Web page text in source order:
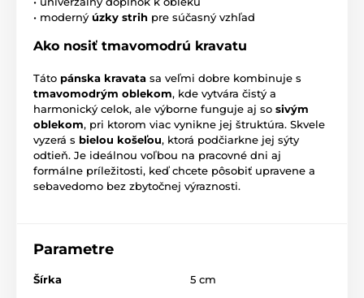
• moderný úzky strih pre súčasný vzhľad
Ako nosiť tmavomodrú kravatu
Táto pánska kravata sa veľmi dobre kombinuje s
tmavomodrým oblekom, kde vytvára čistý a
harmonický celok, ale výborne funguje aj so sivým
oblekom, pri ktorom viac vynikne jej štruktúra. Skvele
vyzerá s bielou košeľou, ktorá podčiarkne jej sýty
odtieň. Je ideálnou voľbou na pracovné dni aj
formálne príležitosti, keď chcete pôsobiť upravene a
sebavedomo bez zbytočnej výraznosti.
Parametre
Šírka 5 cm